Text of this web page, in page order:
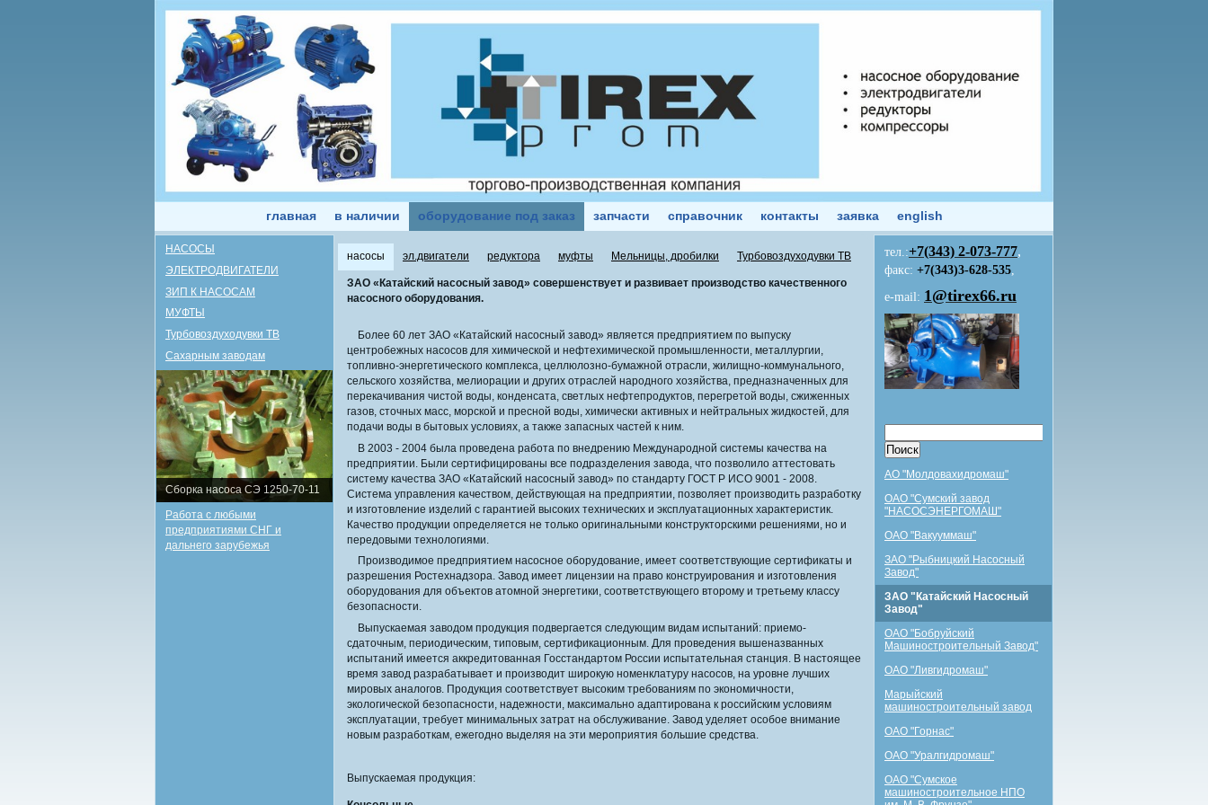
главная в наличии оборудование под заказ запчасти справочник контакты заявка english
тел.:+7(343) 2-073-777,
факс: +7(343)3-628-535,
e-mail: 1@tirex66.ru
АО "Молдовахидромаш"
ОАО "Сумский завод
"НАСОСЭНЕРГОМАШ"
ОАО "Вакууммаш"
ЗАО "Рыбницкий Насосный
Завод"
ЗАО "Катайский Насосный
Завод"
ОАО "Бобруйский
Машиностроительный Завод"
ОАО "Ливгидромаш"
Марыйский
машиностроительный завод
ОАО "Горнас"
ОАО "Уралгидромаш"
ОАО "Сумское
машиностроительное НПО
НАСОСЫ
ЭЛЕКТРОДВИГАТЕЛИ
ЗИП К НАСОСАМ
МУФТЫ
Турбовоздуходувки ТВ
Сахарным заводам
Сборка насоса СЭ 1250-70-11
Работа с любыми
предприятиями СНГ и
дальнего зарубежья
насосы эл.двигатели редуктора муфты Мельницы, дробилки Турбовоздуходувки ТВ
ЗАО «Катайский насосный завод» совершенствует и развивает производство качественного
насосного оборудования.
Более 60 лет ЗАО «Катайский насосный завод» является предприятием по выпуску
центробежных насосов для химической и нефтехимической промышленности, металлургии,
топливно-энергетического комплекса, целлюлозно-бумажной отрасли, жилищно-коммунального,
сельского хозяйства, мелиорации и других отраслей народного хозяйства, предназначенных для
перекачивания чистой воды, конденсата, светлых нефтепродуктов, перегретой воды, сжиженных
газов, сточных масс, морской и пресной воды, химически активных и нейтральных жидкостей, для
подачи воды в бытовых условиях, а также запасных частей к ним.
В 2003 - 2004 была проведена работа по внедрению Международной системы качества на
предприятии. Были сертифицированы все подразделения завода, что позволило аттестовать
систему качества ЗАО «Катайский насосный завод» по стандарту ГОСТ Р ИСО 9001 - 2008.
Система управления качеством, действующая на предприятии, позволяет производить разработку
и изготовление изделий с гарантией высоких технических и эксплуатационных характеристик.
Качество продукции определяется не только оригинальными конструкторскими решениями, но и
передовыми технологиями.
Производимое предприятием насосное оборудование, имеет соответствующие сертификаты и
разрешения Ростехнадзора. Завод имеет лицензии на право конструирования и изготовления
оборудования для объектов атомной энергетики, соответствующего второму и третьему классу
безопасности.
Выпускаемая заводом продукция подвергается следующим видам испытаний: приемо-
сдаточным, периодическим, типовым, сертификационным. Для проведения вышеназванных
испытаний имеется аккредитованная Госстандартом России испытательная станция. В настоящее
время завод разрабатывает и производит широкую номенклатуру насосов, на уровне лучших
мировых аналогов. Продукция соответствует высоким требованиям по экономичности,
экологической безопасности, надежности, максимально адаптирована к российским условиям
эксплуатации, требует минимальных затрат на обслуживание. Завод уделяет особое внимание
новым разработкам, ежегодно выделяя на эти мероприятия большие средства.
Выпускаемая продукция: